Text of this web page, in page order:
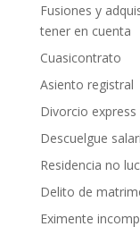
Fusiones y
tener en cuenta
Cuasicontrato
Asiento registral
Divorcio express
Descuelgue
Residencia no
Delito de
Eximente